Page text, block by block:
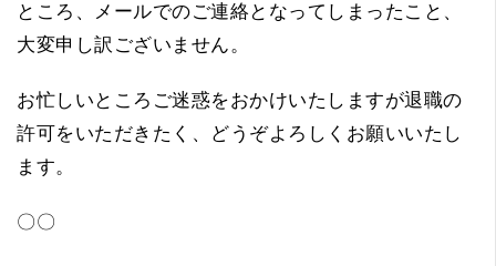
ところ、メールでのご連絡となってしまったこと、
大変申し訳ございません。
お忙しいところご迷惑をおかけいたしますが退職の
許可をいただきたく、どうぞよろしくお願いいたし
ます。
〇〇